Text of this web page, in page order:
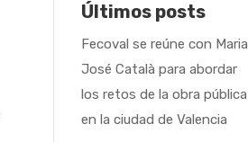
Últimos posts
Fecoval se reúne con Maria
José Català para abordar
los retos de la obra pública
en la ciudad de Valencia